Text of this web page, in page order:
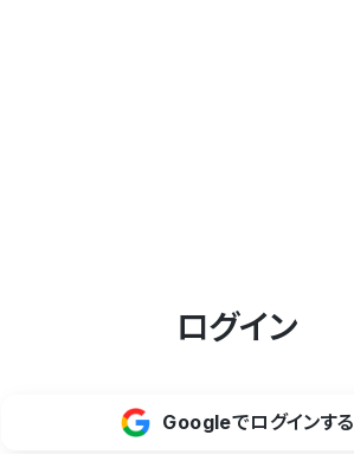
ログイン
Googleでログインする